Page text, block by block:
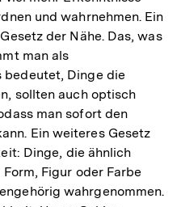
und wahrnehmen. Ein
der Nähe. Das, was
man als
bedeutet, Dinge die
sollten auch optisch
man sofort den
Ein weiteres Gesetz
Dinge, die ähnlich
Figur oder Farbe
wahrgenommen.